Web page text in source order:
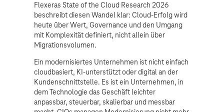
Flexeras State of the Cloud Research 2026
beschreibt diesen Wandel klar: Cloud-Erfolg wird
heute über Wert, Governance und den Umgang
mit Komplexität definiert, nicht allein über
Migrationsvolumen.
Ein modernisiertes Unternehmen ist nicht einfach
cloudbasiert, KI-unterstützt oder digital an der
Kundenschnittstelle. Es ist ein Unternehmen, in
dem Technologie das Geschäft leichter
anpassbar, steuerbar, skalierbar und messbar